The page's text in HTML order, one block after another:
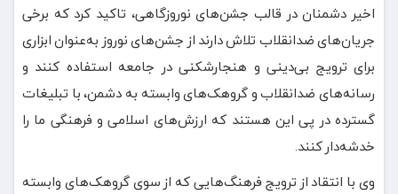
اخیر دشمنان در قالب جشن‌های نوروزگاهی، تاکید کرد که برخی
جریان‌های ضدانقلاب تلاش دارند از جشن‌های نوروز به‌عنوان ابزاری
برای ترویج بی‌دینی و هنجارشکنی در جامعه استفاده کنند و
رسانه‌های ضدانقلاب و گروهک‌های وابسته به دشمن، با تبلیغات
گسترده در پی این هستند که ارزش‌های اسلامی و فرهنگی ما را
خدشه‌دار کنند.
وی با انتقاد از ترویج فرهنگ‌هایی که از سوی گروهک‌های وابسته